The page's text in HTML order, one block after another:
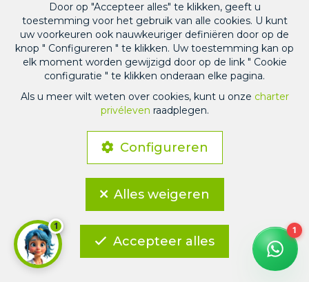
Door op "Accepteer alles" te klikken, geeft u
toestemming voor het gebruik van alle cookies. U kunt
uw voorkeuren ook nauwkeuriger definiëren door op de
knop " Configureren " te klikken. Uw toestemming kan op
elk moment worden gewijzigd door op de link " Cookie
configuratie " te klikken onderaan elke pagina.
Als u meer wilt weten over cookies, kunt u onze charter
privéleven raadplegen.
Configureren
Alles weigeren
Accepteer alles
1